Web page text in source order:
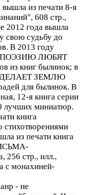
из печати 8-я
608 стр.,
2012 года вышла
свою судьбу до
В 2013 году
"ПОЭЗИЮ ЛЮБЯТ
книг былинок; в
ДЕЛАЕТ ЗЕМЛЮ
для былинок. В
12-я книга серии
миниатюр.
книга
из печати книга
стр., илл.,
с монахиней-
- не